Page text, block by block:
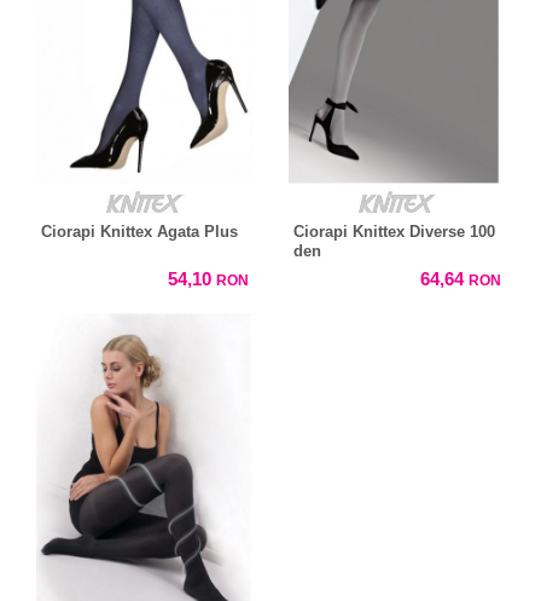
Ciorapi Knittex Agata Plus
54,10 RON
Ciorapi Knittex Diverse 100
den
64,64 RON